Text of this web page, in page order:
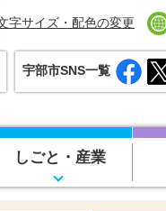
字サイズ・配色の変更
宇部市SNS一覧
しごと・産業